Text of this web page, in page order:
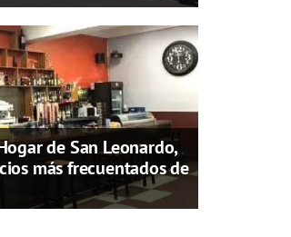
de San Leonardo,
más frecuentados de